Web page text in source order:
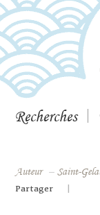
Recherches
Auteur – Saint-
Partager |